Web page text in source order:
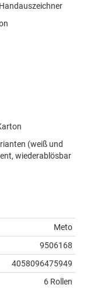
(weiß und
wiederablösbar
Meto
9506168
4058096475949
6 Rollen